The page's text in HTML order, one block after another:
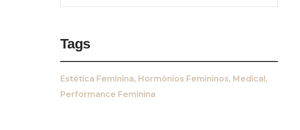
Tags
Estética Feminina Hormônios Femininos Medical
Performance Feminina